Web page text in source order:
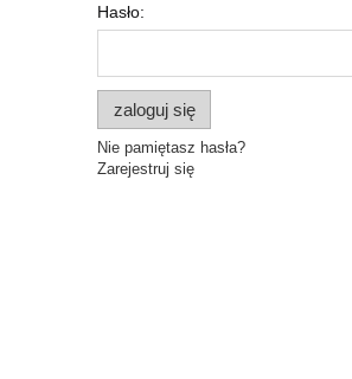
Hasło:
zaloguj się
Nie pamiętasz hasła?
Zarejestruj się